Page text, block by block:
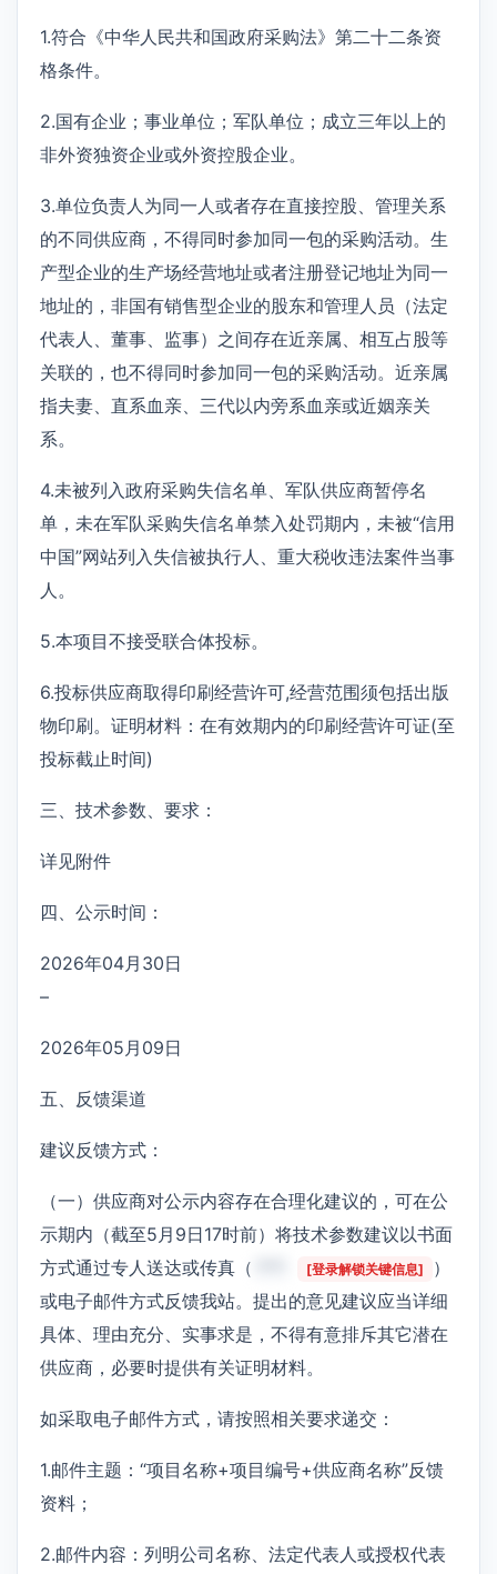
1.符合《中华人民共和国政府采购法》第二十二条资
格条件。
2.国有企业；事业单位；军队单位；成立三年以上的
非外资独资企业或外资控股企业。
3.单位负责人为同一人或者存在直接控股、管理关系
的不同供应商，不得同时参加同一包的采购活动。生
产型企业的生产场经营地址或者注册登记地址为同一
地址的，非国有销售型企业的股东和管理人员（法定
代表人、董事、监事）之间存在近亲属、相互占股等
关联的，也不得同时参加同一包的采购活动。近亲属
指夫妻、直系血亲、三代以内旁系血亲或近姻亲关
系。
4.未被列入政府采购失信名单、军队供应商暂停名
单，未在军队采购失信名单禁入处罚期内，未被“信用
中国”网站列入失信被执行人、重大税收违法案件当事
人。
5.本项目不接受联合体投标。
6.投标供应商取得印刷经营许可,经营范围须包括出版
物印刷。证明材料：在有效期内的印刷经营许可证(至
投标截止时间)
三、技术参数、要求：
详见附件
四、公示时间：
2026年04月30日
–
2026年05月09日
五、反馈渠道
建议反馈方式：
（一）供应商对公示内容存在合理化建议的，可在公
示期内（截至5月9日17时前）将技术参数建议以书面
方式通过专人送达或传真（
[登录解锁关键信息]
）
或电子邮件方式反馈我站。提出的意见建议应当详细
具体、理由充分、实事求是，不得有意排斥其它潜在
供应商，必要时提供有关证明材料。
如采取电子邮件方式，请按照相关要求递交：
1.邮件主题：“项目名称+项目编号+供应商名称”反馈
资料；
2.邮件内容：列明公司名称、法定代表人或授权代表